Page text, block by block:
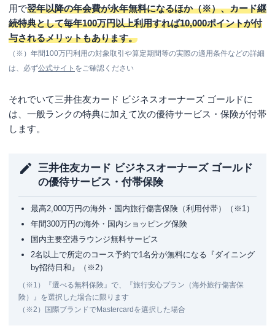
用で翌年以降の年会費が永年無料になるほか（※）、カード継
続特典として毎年100万円以上利用すれば10,000ポイントが付
与されるメリットもあります。
（※）年間100万円利用の対象取引や算定期間等の実際の適用条件などの詳細
は、必ず公式サイト をご確認ください
それでいて三井住友カード ビジネスオーナーズ ゴールドに
は、一般ランクの特典に加えて次の優待サービス・保険が付帯
します。
三井住友カード ビジネスオーナーズ ゴールド
の優待サービス・付帯保険
最高2,000万円の海外・国内旅行傷害保険（利用付帯）（※1）
年間300万円の海外・国内ショッピング保険
国内主要空港ラウンジ無料サービス
2名以上で所定のコース予約で1名分が無料になる『ダイニング
by招待日和』（※2）
（※1）『選べる無料保険』で、『旅行安心プラン（海外旅行傷害保
険）』を選択した場合に限ります
（※2）国際ブランドでMastercardを選択した場合